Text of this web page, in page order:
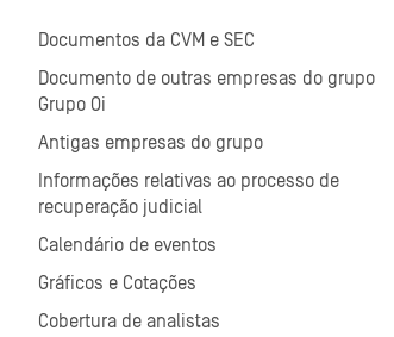
Documentos da CVM e SEC
Documento de outras empresas do grupo
Grupo Oi
Antigas empresas do grupo
Informações relativas ao processo de
recuperação judicial
Calendário de eventos
Gráficos e Cotações
Cobertura de analistas